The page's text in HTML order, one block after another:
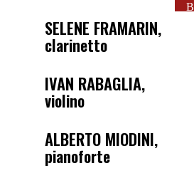
SELENE FRAMARIN,
clarinetto
IVAN RABAGLIA,
violino
ALBERTO MIODINI,
pianoforte